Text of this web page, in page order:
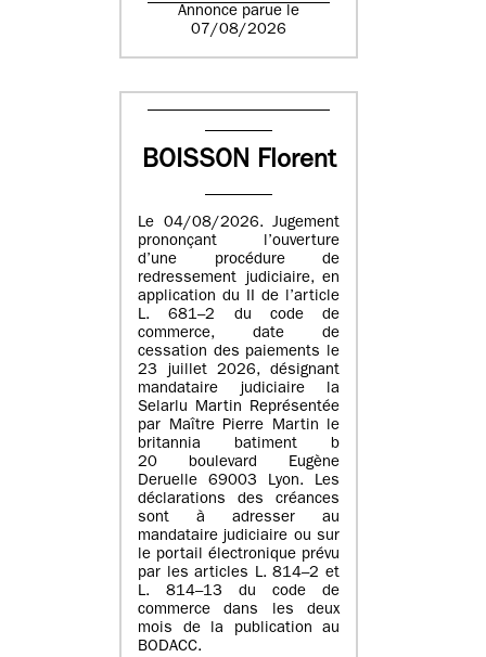
Annonce parue le
07/08/2026
BOISSON Florent
Le 04/08/2026. Jugement
prononçant l’ouverture
d’une procédure de
redressement judiciaire, en
application du II de l’article
L. 681–2 du code de
commerce, date de
cessation des paiements le
23 juillet 2026, désignant
mandataire judiciaire la
Selarlu Martin Représentée
par Maître Pierre Martin le
britannia batiment b
20 boulevard Eugène
Deruelle 69003 Lyon. Les
déclarations des créances
sont à adresser au
mandataire judiciaire ou sur
le portail électronique prévu
par les articles L. 814–2 et
L. 814–13 du code de
commerce dans les deux
mois de la publication au
BODACC.